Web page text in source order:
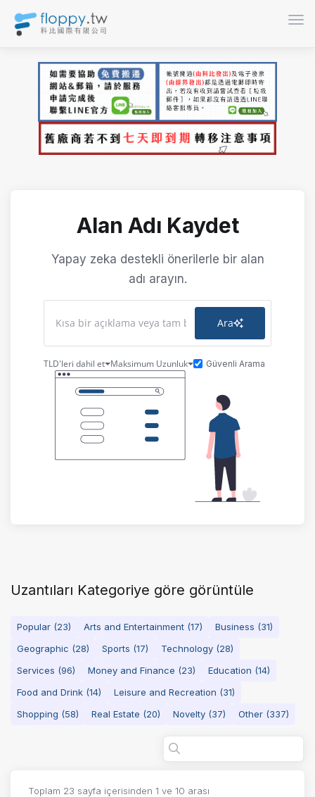
Alan Adı Kaydet
Yapay zeka destekli önerilerle bir alan
adı arayın.
Ara
TLD'leri dahil et Maksimum Uzunluk Güvenli Arama
Uzantıları Kategoriye göre görüntüle
Popular (23) Arts and Entertainment (17)
Business (31)
Geographic (28)
Sports (17)
Technology (28)
Services (96)
Money and Finance (23)
Education (14)
Food and Drink (14)
Leisure and Recreation (31)
Shopping (58)
Real Estate (20) Novelty (37) Other (337)
Toplam 23 sayfa içerisinden 1 ve 10 arası